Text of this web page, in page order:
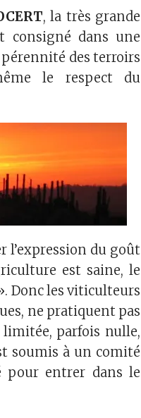
, la très grande
consigné dans une
des terroirs
le respect du
l’expression du goût
est saine, le
Donc les viticulteurs
ne pratiquent pas
limitée, parfois nulle,
soumis à un comité
pour entrer dans le